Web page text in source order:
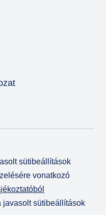
sütibeállítások
vonatkozó
javasolt sütibeállítások